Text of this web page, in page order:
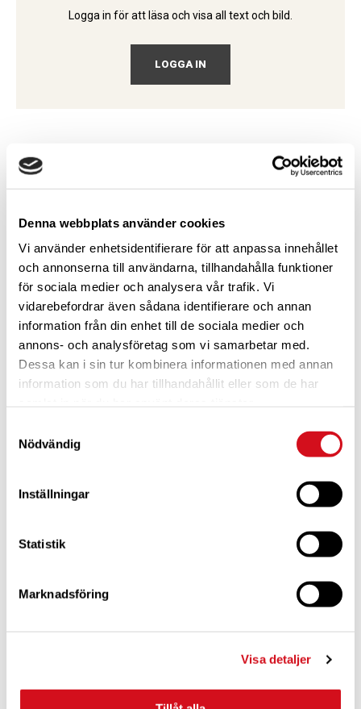
Denna webbplats använder cookies
Vi använder enhetsidentifierare för att anpassa innehållet
och annonserna till användarna, tillhandahålla funktioner
för sociala medier och analysera vår trafik. Vi
vidarebefordrar även sådana identifierare och annan
information från din enhet till de sociala medier och
annons- och analysföretag som vi samarbetar med.
Dessa kan i sin tur kombinera informationen med annan
information som du har tillhandahållit eller som de har
Nödvändig
Inställningar
Statistik
Marknadsföring
Visa detaljer
Logga in för att läsa och visa all text och bild.
LOGGA IN
Text & Bild
Relaterade artiklar
Lasta mer i husbilen?
Önskar du kunna lasta mer i din husbil, eller
vill du att barnen ska kunna köra den?
Välgjord premiumvagn för två
Tabbert Puccini 685 DF är man böjd att hålla
Fransk husvagn med
En av Frankrikes mest älskade husvagnar är
Nu får Elegance en stjärna i
en av företagets bästsäljare i Sverige.